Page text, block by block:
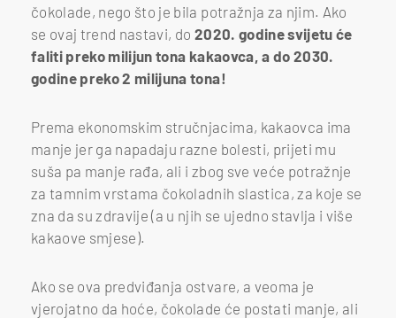
čokolade, nego što je bila potražnja za njim. Ako
se ovaj trend nastavi, do 2020. godine svijetu će
faliti preko milijun tona kakaovca, a do 2030.
godine preko 2 milijuna tona!
Prema ekonomskim stručnjacima, kakaovca ima
manje jer ga napadaju razne bolesti, prijeti mu
suša pa manje rađa, ali i zbog sve veće potražnje
za tamnim vrstama čokoladnih slastica, za koje se
zna da su zdravije (a u njih se ujedno stavlja i više
kakaove smjese).
Ako se ova predviđanja ostvare, a veoma je
vjerojatno da hoće, čokolade će postati manje, ali